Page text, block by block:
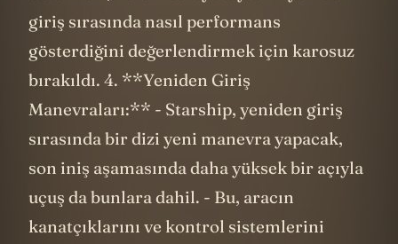
giriş sırasında nasıl performans
gösterdiğini değerlendirmek için karosuz
bırakıldı. 4. **Yeniden Giriş
Manevraları:** - Starship, yeniden giriş
sırasında bir dizi yeni manevra yapacak,
son iniş aşamasında daha yüksek bir açıyla
uçuş da bunlara dahil. - Bu, aracın
kanatçıklarını ve kontrol sistemlerini